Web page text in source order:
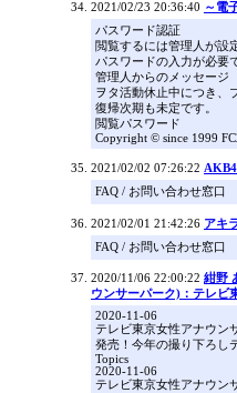
2021/02/23 20:36:40 ～電
パスワード認証
閲覧するには管理人が設
パスワードの入力が必要
管理人からのメッセージ
ヲタ活動休止中につき、
復帰次期も未定です。
閲覧パスワード
Copyright © since 1999
2021/02/02 07:26:22
FAQ / お問い合わせ窓口
2021/02/01 21:42:26 アキ
FAQ / お問い合わせ窓口
2020/11/06 22:00:22 紺野
ウンサーパーク)：テレビ
2020-11-06
テレビ東京女性アナウン
発売！今年の撮り下ろし
Topics
2020-11-06
テレビ東京女性アナウン